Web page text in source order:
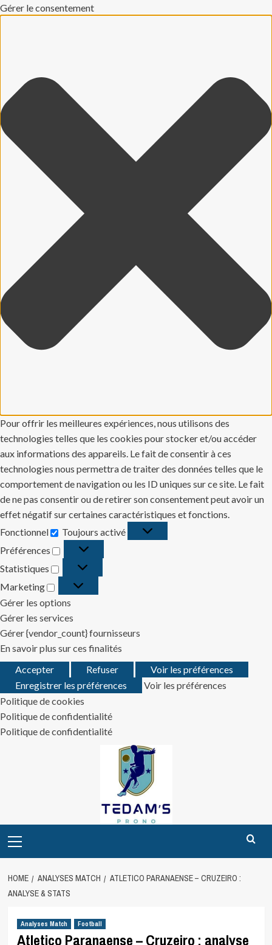
Gérer le consentement
Pour offrir les meilleures expériences, nous utilisons des
technologies telles que les cookies pour stocker et/ou accéder
aux informations des appareils. Le fait de consentir à ces
technologies nous permettra de traiter des données telles que le
comportement de navigation ou les ID uniques sur ce site. Le fait
de ne pas consentir ou de retirer son consentement peut avoir un
effet négatif sur certaines caractéristiques et fonctions.
Fonctionnel
Fonctionnel
Toujours activé
Préférences
Préférences
Statistiques
Statistiques
Marketing
Marketing
Gérer les options
Gérer les services
Gérer {vendor_count} fournisseurs
En savoir plus sur ces finalités
Accepter
Refuser
Voir les préférences
Enregistrer les préférences
Voir les préférences
Politique de cookies
Politique de confidentialité
Politique de confidentialité
Menu
HOME ANALYSES MATCH
ATLETICO PARANAENSE – CRUZEIRO :
ANALYSE & STATS
Analyses Match Football
Atletico Paranaense – Cruzeiro : analyse